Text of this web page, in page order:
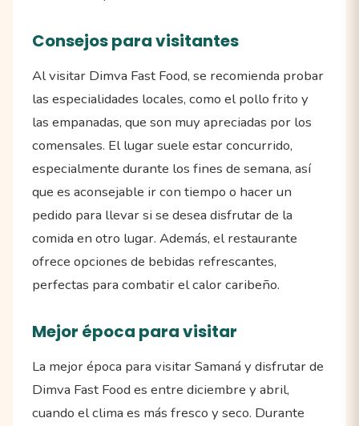
Consejos para visitantes
Al visitar Dimva Fast Food, se recomienda probar
las especialidades locales, como el pollo frito y
las empanadas, que son muy apreciadas por los
comensales. El lugar suele estar concurrido,
especialmente durante los fines de semana, así
que es aconsejable ir con tiempo o hacer un
pedido para llevar si se desea disfrutar de la
comida en otro lugar. Además, el restaurante
ofrece opciones de bebidas refrescantes,
perfectas para combatir el calor caribeño.
Mejor época para visitar
La mejor época para visitar Samaná y disfrutar de
Dimva Fast Food es entre diciembre y abril,
cuando el clima es más fresco y seco. Durante